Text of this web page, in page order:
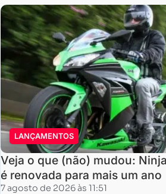
LANÇAMENTOS
Veja o que (não) mudou:
é renovada para mais um ano
7 agosto de 2026 às 11:51